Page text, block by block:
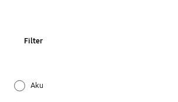
Filter
Aku